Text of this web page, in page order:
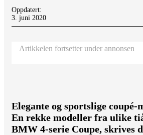
Oppdatert:
3. juni 2020
Artikkelen fortsetter under annonsen
Elegante og sportslige
En rekke modeller fra ulike
BMW 4-serie Coupe, skrives